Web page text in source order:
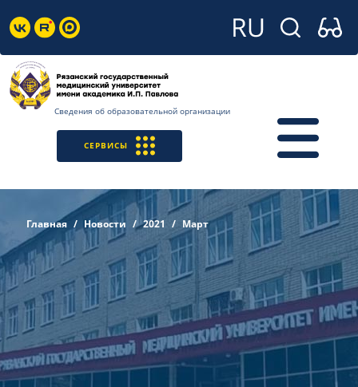
Сведения об образовательной организации
СЕРВИСЫ
Главная Новости 2021 Март